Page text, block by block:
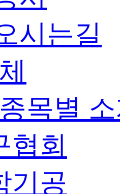
시는길
목별
협회
기공